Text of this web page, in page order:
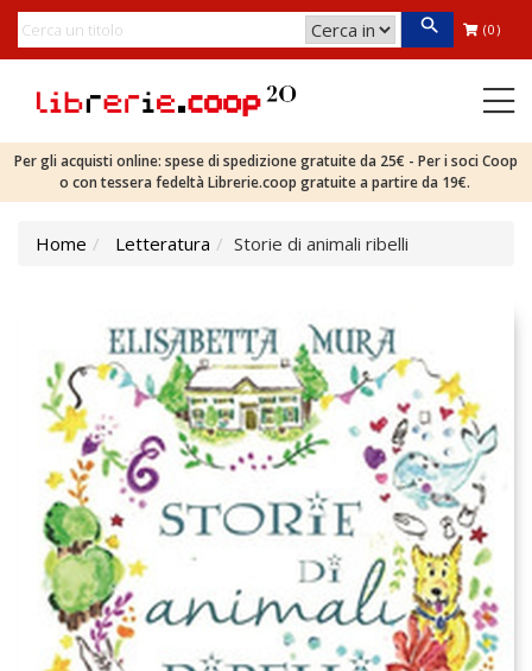
(0)
Per gli acquisti online: spese di spedizione gratuite da 25€ - Per i soci Coop
o con tessera fedeltà Librerie.coop gratuite a partire da 19€.
Home Letteratura Storie di animali ribelli